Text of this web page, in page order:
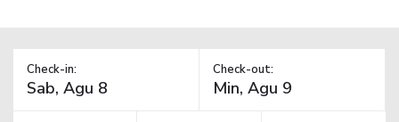
Check-in: Check-out: